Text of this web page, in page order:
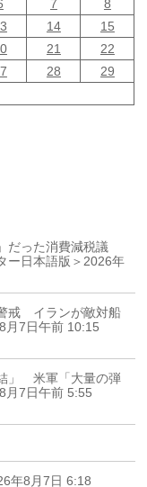
7
8
14
15
21
22
28
29
だった消費減税議
ー日本語版＞2026年
戒 イランが敵対船
月7日午前 10:15
」 米軍「大量の弾
月7日午前 5:55
年8月7日 6:18